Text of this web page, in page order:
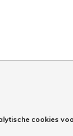
cookies